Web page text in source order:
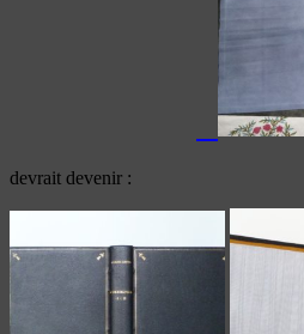
devrait devenir :